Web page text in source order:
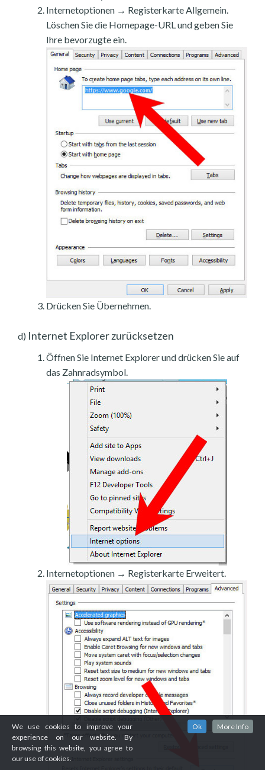
Internetoptionen → Registerkarte Allgemein.
Löschen Sie die Homepage-URL und geben Sie
Ihre bevorzugte ein.
Drücken Sie Übernehmen.
d) Internet Explorer zurücksetzen
Öffnen Sie Internet Explorer und drücken Sie auf
das Zahnradsymbol.
Internetoptionen → Registerkarte Erweitert.
We use cookies to improve your
experience on our website. By
browsing this website, you agree to
our use of cookies.
Ok More Info